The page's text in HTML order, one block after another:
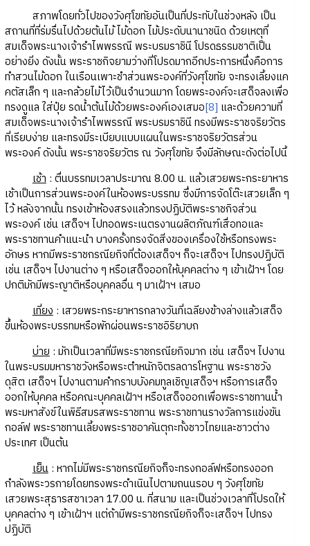
สภาพโดยทั่วไปของวังศุโขทัยอันเป็นที่ประทับในช่วงหลัง เป็น
สถานที่ที่ร่มรื่นไปด้วยต้นไม้ ไม้ดอก ไม้ประดับนานาชนิด ด้วยเหตุที่
สมเด็จพระนางเจ้ารำไพพรรณี พระบรมราชินี โปรดธรรมชาติเป็น
อย่างยิ่ง ดังนั้น พระราชกิจยามว่างที่โปรดมากอีกประการหนึ่งคือการ
ทำสวนไม้ดอก ในเรือนเพาะชำส่วนพระองค์ที่วังศุโขทัย จะทรงเลี้ยงแค
คตัสเล็ก ๆ และกล้วยไม้ไว้เป็นจำนวนมาก โดยพระองค์จะเสด็จลงเพื่อ
ทรงดูแล ใส่ปุ๋ย รดน้ำต้นไม้ด้วยพระองค์เองเสมอ[8] และด้วยความที่
สมเด็จพระนางเจ้ารำไพพรรณี พระบรมราชินี ทรงมีพระราชจริยวัตร
ที่เรียบง่าย และทรงมีระเบียบแบบแผนในพระราชจริยวัตรส่วน
พระองค์ ดังนั้น พระราชจริยวัตร ณ วังศุโขทัย จึงมีลักษณะดังต่อไปนี้
เช้า: ตื่นบรรทมเวลาประมาณ 8.00 น. แล้วเสวยพระกระยาหาร
เช้าเป็นการส่วนพระองค์ในห้องพระบรรทม ซึ่งมีการจัดโต๊ะเสวยเล็ก ๆ
ไว้ หลังจากนั้น ทรงเข้าห้องสรงแล้วทรงปฏิบัติพระราชกิจส่วน
พระองค์ เช่น เสด็จฯ ไปทอดพระเนตรงานผลิตภัณฑ์เสื่อทอและ
พระราชทานคำแนะนำ บางครั้งทรงจัดสิ่งของเครื่องใช้หรือทรงพระ
อักษร หากมีพระราชกรณียกิจที่ต้องเสด็จฯ ก็จะเสด็จฯ ไปทรงปฏิบัติ
เช่น เสด็จฯ ไปงานต่าง ๆ หรือเสด็จออกให้บุคคลต่าง ๆ เข้าเฝ้าฯ โดย
ปกติมักมีพระญาติหรือบุคคลอื่น ๆ มาเฝ้าฯ เสมอ
เที่ยง: เสวยพระกระยาหารกลางวันที่เฉลียงข้างล่างแล้วเสด็จ
ขึ้นห้องพระบรรทมหรือพักผ่อนพระราชอิริยาบถ
บ่าย: มักเป็นเวลาที่มีพระราชกรณียกิจมาก เช่น เสด็จฯ ไปงาน
ในพระบรมมหาราชวังหรือพระตำหนักจิตรลดารโหฐาน พระราชวัง
ดุสิต เสด็จฯ ไปงานตามคำกราบบังคมทูลเชิญเสด็จฯ หรือการเสด็จ
ออกให้บุคคล หรือคณะบุคคลเฝ้าฯ หรือเสด็จออกเพื่อพระราชทานน้ำ
พระมหาสังข์ในพิธีสมรสพระราชทาน พระราชทานรางวัลการแข่งขัน
กอล์ฟ พระราชทานเลี้ยงพระราชอาคันตุกะทั้งชาวไทยและชาวต่าง
ประเทศ เป็นต้น
เย็น: หากไม่มีพระราชกรณียกิจก็จะทรงกอล์ฟหรือทรงออก
กำลังพระวรกายโดยทรงพระดำเนินไปตามถนนรอบ ๆ วังศุโขทัย
เสวยพระสุธารสชาเวลา 17.00 น. ที่สนาม และเป็นช่วงเวลาที่โปรดให้
บุคคลต่าง ๆ เข้าเฝ้าฯ แต่ถ้ามีพระราชกรณียกิจก็จะเสด็จฯ ไปทรง
ปฏิบัติ